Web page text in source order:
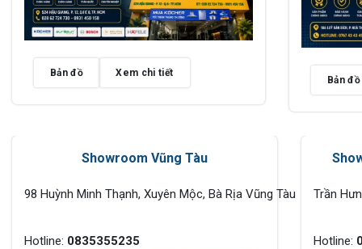
Bản đồ Xem chi tiết
Bản đồ
Showroom Vũng Tàu
98 Huỳnh Minh Thạnh, Xuyên Mộc, Bà Rịa Vũng Tàu
Hotline: 0835355235
Trần
Hotline: